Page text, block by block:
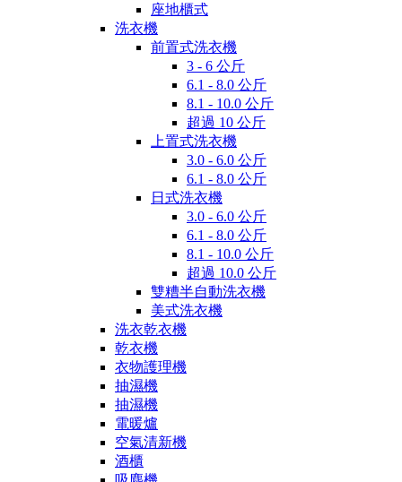
座地櫃式
洗衣機
前置式洗衣機
3 - 6 公斤
6.1 - 8.0 公斤
8.1 - 10.0 公斤
超過 10 公斤
上置式洗衣機
3.0 - 6.0 公斤
6.1 - 8.0 公斤
日式洗衣機
3.0 - 6.0 公斤
6.1 - 8.0 公斤
8.1 - 10.0 公斤
超過 10.0 公斤
雙糟半自動洗衣機
美式洗衣機
洗衣乾衣機
乾衣機
衣物護理機
抽濕機
抽濕機
電暖爐
空氣清新機
酒櫃